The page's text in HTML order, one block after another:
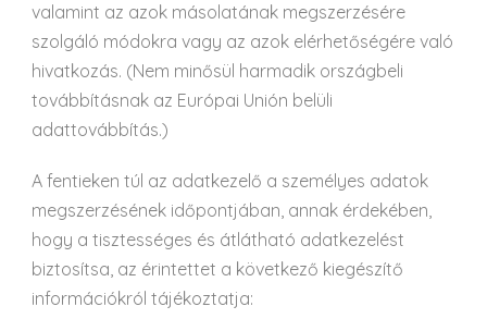
valamint az azok másolatának megszerzésére
szolgáló módokra vagy az azok elérhetőségére való
hivatkozás. (Nem minősül harmadik országbeli
továbbításnak az Európai Unión belüli
adattovábbítás.)
A fentieken túl az adatkezelő a személyes adatok
megszerzésének időpontjában, annak érdekében,
hogy a tisztességes és átlátható adatkezelést
biztosítsa, az érintettet a következő kiegészítő
információkról tájékoztatja: